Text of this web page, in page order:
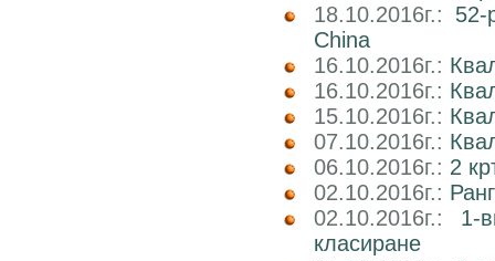
18.10.2016г.: 52-
China
16.10.2016г.:
16.10.2016г.:
15.10.2016г.:
07.10.2016г.:
06.10.2016г.: 2
02.10.2016г.:
02.10.2016г.: 1-
класиране